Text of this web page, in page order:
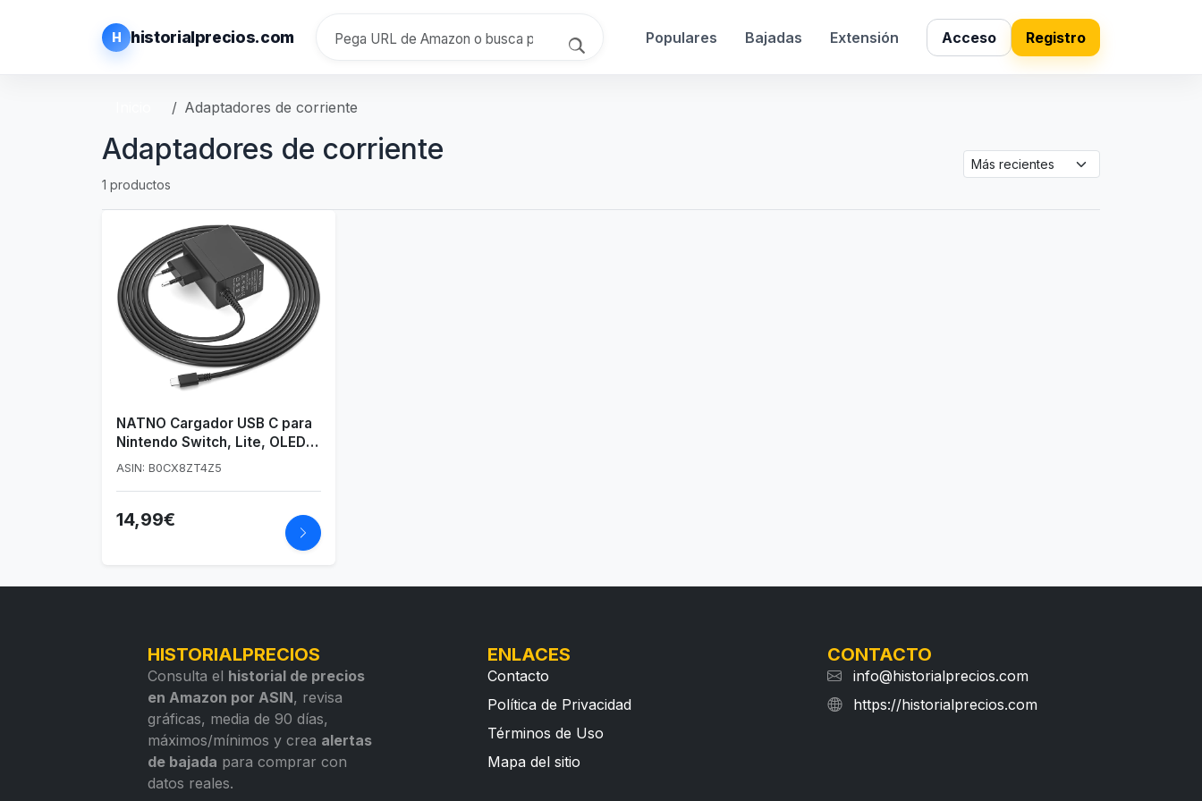
H historialprecios.com Populares Bajadas Extensión Acceso Registro
Adaptadores de corriente
Adaptadores de corriente
1 productos
NATNO Cargador USB C para
Nintendo Switch, Lite, OLED,
Dock, Mando Pro, Adaptador
ASIN: B0CX8ZT4Z5
14,99€
HISTORIALPRECIOS
Consulta el historial de precios
en Amazon por ASIN, revisa
gráficas, media de 90 días,
máximos/mínimos y crea alertas
de bajada para comprar con
datos reales.
ENLACES
Contacto
Política de Privacidad
Términos de Uso
Mapa del sitio
CONTACTO
info@historialprecios.com
https://historialprecios.com